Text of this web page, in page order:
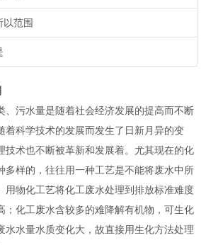
以范围
、污水量是随着社会经济发展的提高而不断
着科学技术的发展而发生了日新月异的变
技术也不断被革新和发展着。尤其现在的化
多样的，往往用一种工艺是不能将废水中所
用物化工艺将化工废水处理到排放标准难度
；化工废水含较多的难降解有机物，可生化
水水量水质变化大，故直接用生化方法处理